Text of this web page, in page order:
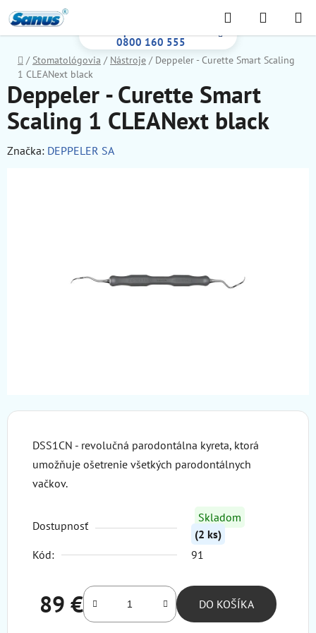
na
obsah
0800 160 555
Hľadať
KOŠÍK
Domov
/ Stomatológovia / Nástroje / Deppeler - Curette Smart Scaling
1 CLEANext black
DSS1CN - revolučná parodontálna kyreta, ktorá
umožňuje ošetrenie všetkých parodontálnych
vačkov.
Dostupnosť
Skladom
(2 ks)
Kód:
91
89 €
Jednotková cena:
DO KOŠÍKA
Deppeler - Curette Smart
Scaling 1 CLEANext black
Značka: DEPPELER SA